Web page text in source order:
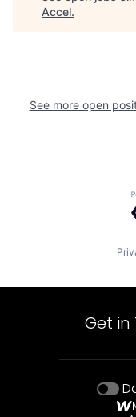
Accel.
See more open
Get in